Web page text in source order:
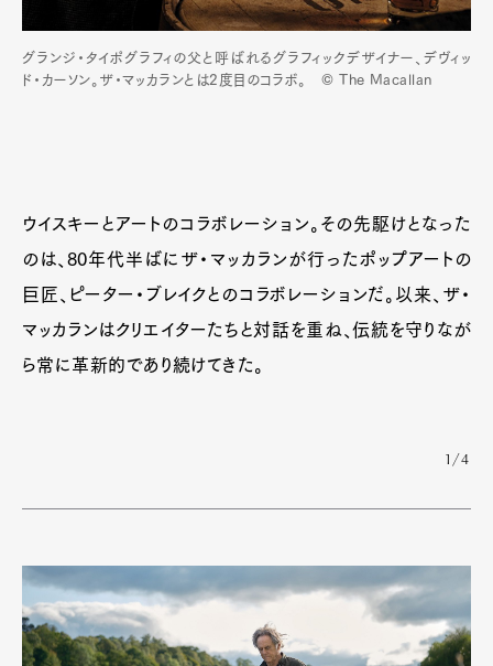
グランジ・タイポグラフィの父と呼ばれるグラフィックデザイナー、デヴィッ
ド・カーソン。ザ・マッカランとは2度目のコラボ。 © The Macallan
ウイスキーとアートのコラボレーション。その先駆けとなった
のは、80年代半ばにザ・マッカランが行ったポップアートの
巨匠、ピーター・ブレイクとのコラボレーションだ。以来、ザ・
マッカランはクリエイターたちと対話を重ね、伝統を守りなが
ら常に革新的であり続けてきた。
1/4